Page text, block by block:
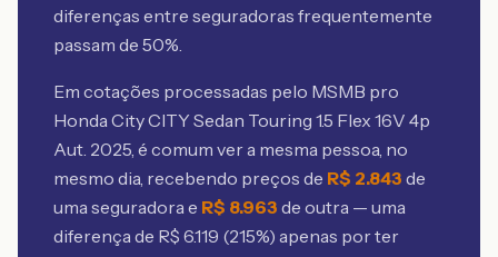
diferenças entre seguradoras frequentemente
passam de 50%.
Em cotações processadas pelo MSMB pro
Honda City CITY Sedan Touring 1.5 Flex 16V 4p
Aut. 2025, é comum ver a mesma pessoa, no
mesmo dia, recebendo preços de R$ 2.843 de
uma seguradora e R$ 8.963 de outra — uma
diferença de R$ 6.119 (215%) apenas por ter